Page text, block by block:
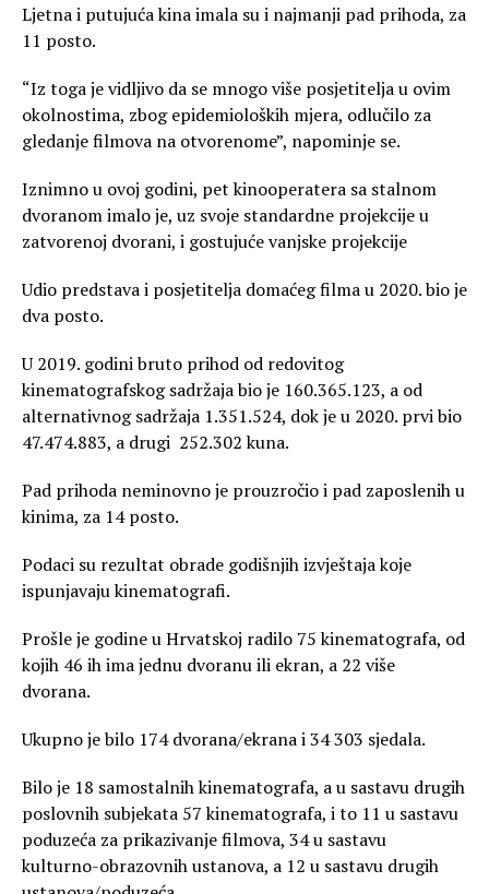
Ljetna i putujuća kina imala su i najmanji pad prihoda, za
11 posto.
“Iz toga je vidljivo da se mnogo više posjetitelja u ovim
okolnostima, zbog epidemioloških mjera, odlučilo za
gledanje filmova na otvorenome”, napominje se.
Iznimno u ovoj godini, pet kinooperatera sa stalnom
dvoranom imalo je, uz svoje standardne projekcije u
zatvorenoj dvorani, i gostujuće vanjske projekcije
Udio predstava i posjetitelja domaćeg filma u 2020. bio je
dva posto.
U 2019. godini bruto prihod od redovitog
kinematografskog sadržaja bio je 160.365.123, a od
alternativnog sadržaja 1.351.524, dok je u 2020. prvi bio
47.474.883, a drugi 252.302 kuna.
Pad prihoda neminovno je prouzročio i pad zaposlenih u
kinima, za 14 posto.
Podaci su rezultat obrade godišnjih izvještaja koje
ispunjavaju kinematografi.
Prošle je godine u Hrvatskoj radilo 75 kinematografa, od
kojih 46 ih ima jednu dvoranu ili ekran, a 22 više
dvorana.
Ukupno je bilo 174 dvorana/ekrana i 34 303 sjedala.
Bilo je 18 samostalnih kinematografa, a u sastavu drugih
poslovnih subjekata 57 kinematografa, i to 11 u sastavu
poduzeća za prikazivanje filmova, 34 u sastavu
kulturno-obrazovnih ustanova, a 12 u sastavu drugih